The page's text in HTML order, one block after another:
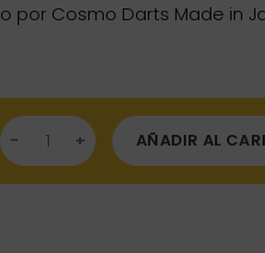
por Cosmo Darts Made in
Shaft Gear Slim Rosa
AÑADIR AL